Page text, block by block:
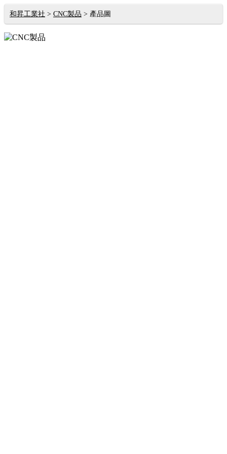
和昇工業社 CNC製品 產品圖